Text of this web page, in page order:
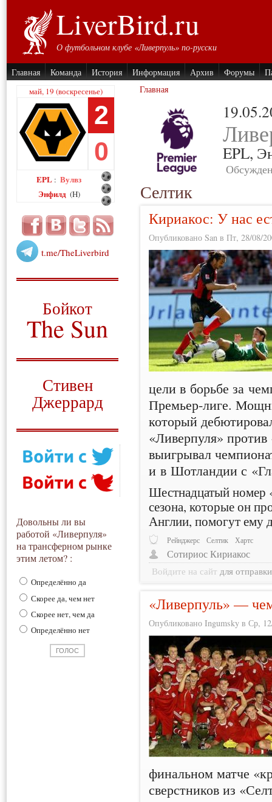
LiverBird.ru
О футбольном клубе «Ливерпуль» по-русски
Главная Команда История Информация Архив Форумы
май, 19 (воскресенье)
2
0
EPL : Вулвз
Энфилд (H)
t.me/TheLiverbird
Бойкот
The Sun
Стивен
Джеррард
Довольны ли вы
работой «Ливерпуля»
на трансферном рынке
этим летом? :
Определённо да
Скорее да, чем нет
Скорее нет, чем да
Определённо нет
Главная
EPL,
Селтик
Кириакос: У нас
Опубликовано San в Пт, 28/08/
цели в борьбе за
Премьер-лиге.
который
«Ливерпуля» против
выигрывал
и в Шотландии с
Шестнадцатый номер
сезона, которые он
Англии, помогут ему
Рейнджерс Селтик Хартс
Сотириос Кириакос
Войдите на сайт для
«Ливерпуль» —
Опубликовано Ingumsky в Ср,
финальном матче
сверстников из